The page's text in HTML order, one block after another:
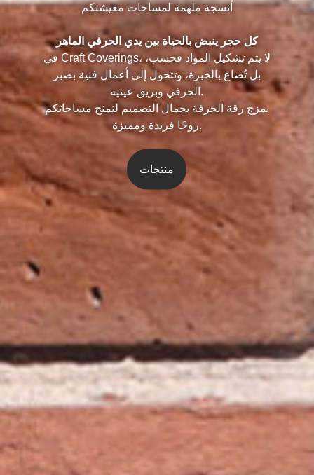
أنسجة ملهمة لمساحات معيشتكم
كل حجر ينبض بالحياة بين يدي الحرفي الماهر
في Craft Coverings، لا يتم تشكيل المواد فحسب،
بل تُصاغ بالخبرة، وتتحول إلى أعمال فنية بصبر
الحرفي وبريق عينيه.
نمزج رقة الحرفة بجمال التصميم لنمنح مساحاتكم
روحًا فريدة ومميزة.
منتجات